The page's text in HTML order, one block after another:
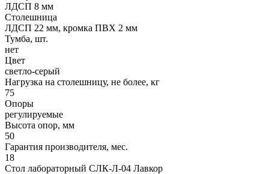
ЛДСП 8 мм
Столешница
ЛДСП 22 мм, кромка ПВХ 2 мм
Тумба, шт.
нет
Цвет
светло-серый
Нагрузка на столешницу, не более, кг
75
Опоры
регулируемые
Высота опор, мм
50
Гарантия производителя, мес.
18
Стол лабораторный СЛК-Л-04 Лавкор